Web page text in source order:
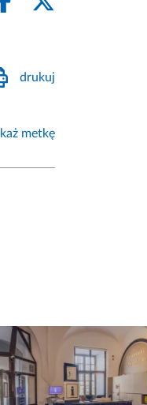
drukuj
metkę